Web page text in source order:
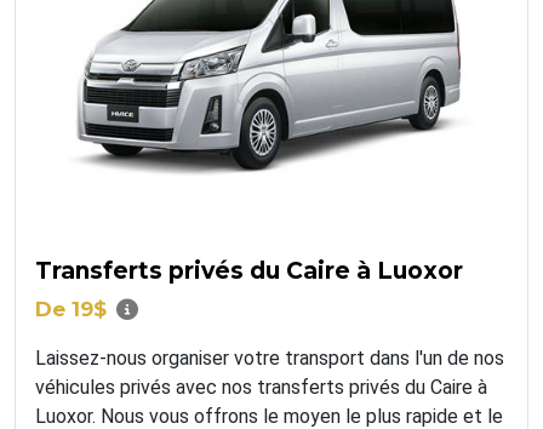
Transferts privés du Caire à Luoxor
De 19$
Laissez-nous organiser votre transport dans l'un de nos
véhicules privés avec nos transferts privés du Caire à
Luoxor. Nous vous offrons le moyen le plus rapide et le